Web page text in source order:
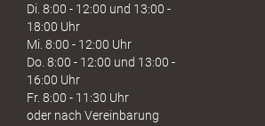
Di. 8:00 - 12:00 und 13:00 -
18:00 Uhr
Mi. 8:00 - 12:00 Uhr
Do. 8:00 - 12:00 und 13:00 -
16:00 Uhr
Fr. 8:00 - 11:30 Uhr
oder nach Vereinbarung